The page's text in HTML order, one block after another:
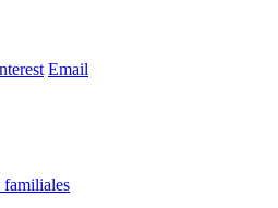
Email